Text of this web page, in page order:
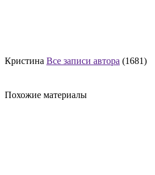
Кристина Все записи автора (1681)
Похожие материалы